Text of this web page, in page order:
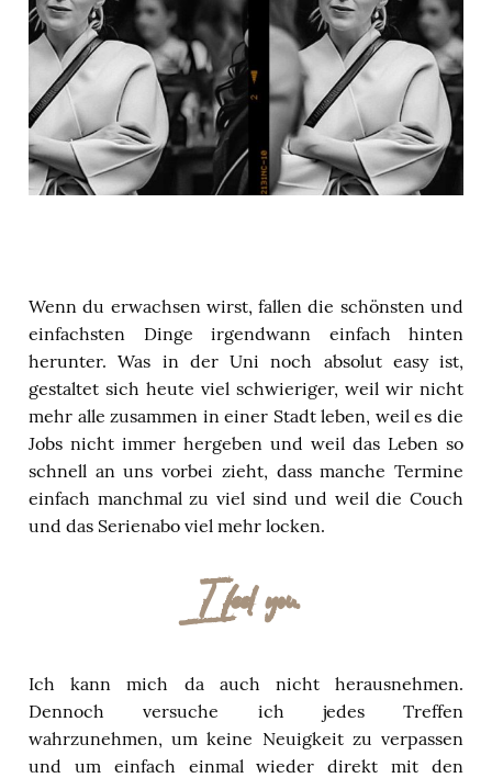
Wenn du erwachsen wirst, fallen die schönsten und
einfachsten Dinge irgendwann
einfach hinten
herunter. Was in der Uni noch absolut easy ist,
gestaltet sich heute viel schwieriger, weil wir nicht
mehr alle zusammen in einer Stadt leben, weil es die
Jobs nicht immer hergeben und weil das Leben so
schnell an uns vorbei zieht, dass manche Termine
einfach manchmal zu viel sind und weil die Couch
und das Serienabo viel mehr locken.
I feel you.
Ich kann mich da auch nicht herausnehmen.
Dennoch versuche ich jedes Treffen
wahrzunehmen, um keine Neuigkeit zu verpassen
und um einfach einmal wieder direkt mit den